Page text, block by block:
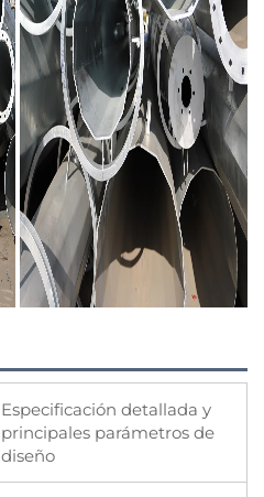
Especificación detallada y
principales parámetros de
diseño